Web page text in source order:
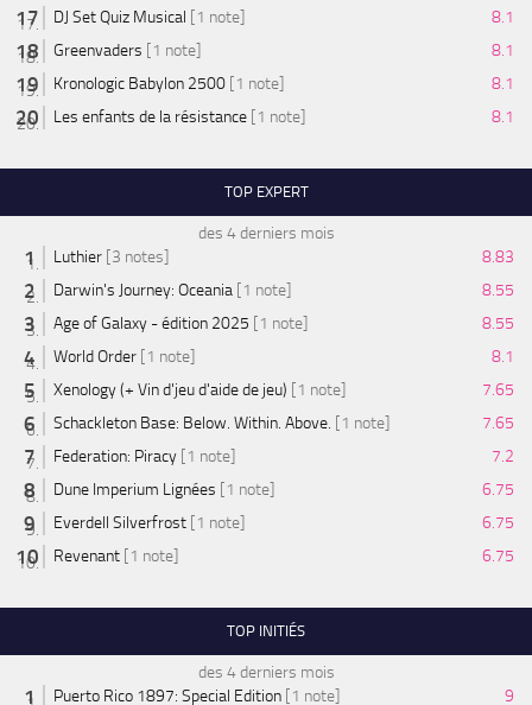
DJ Set Quiz Musical [1 note]
8.1
Greenvaders [1 note]
8.1
Kronologic Babylon 2500 [1 note]
8.1
Les enfants de la résistance [1 note] 8.1
TOP EXPERT
des 4 derniers mois
Luthier [3 notes]
8.83
Darwin's Journey: Oceania [1 note]
8.55
Age of Galaxy - édition 2025 [1 note]
8.55
World Order [1 note]
8.1
Xenology (+ Vin d'jeu d'aide de jeu) [1 note]
7.65
Schackleton Base: Below. Within. Above. [1 note]
7.65
Federation: Piracy [1 note]
7.2
Dune Imperium Lignées [1 note]
6.75
Everdell Silverfrost [1 note]
6.75
Revenant [1 note] 6.75
TOP INITIÉS
des 4 derniers mois
Puerto Rico 1897: Special Edition [1 note] 9